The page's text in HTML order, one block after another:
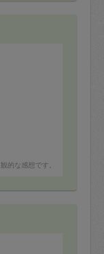
的な感想です。